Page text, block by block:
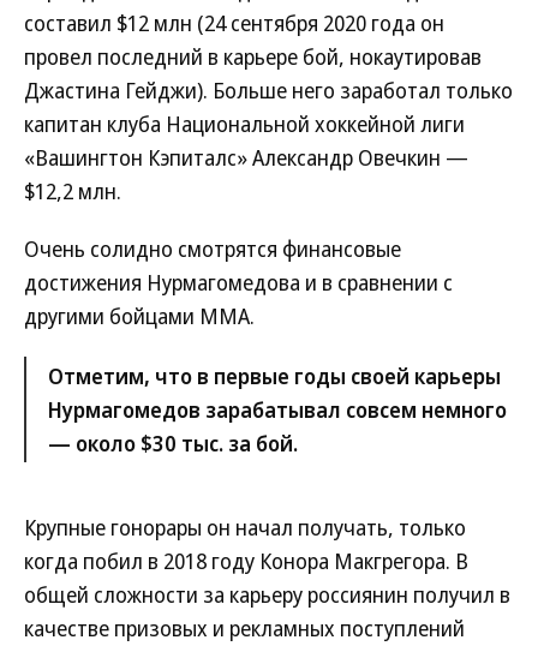
составил $12 млн (24 сентября 2020 года он
провел последний в карьере бой, нокаутировав
Джастина Гейджи). Больше него заработал только
капитан клуба Национальной хоккейной лиги
«Вашингтон Кэпиталс» Александр Овечкин —
$12,2 млн.
Очень солидно смотрятся финансовые
достижения Нурмагомедова и в сравнении с
другими бойцами MMA.
Отметим, что в первые годы своей карьеры
Нурмагомедов зарабатывал совсем немного
— около $30 тыс. за бой.
Крупные гонорары он начал получать, только
когда побил в 2018 году Конора Макгрегора. В
общей сложности за карьеру россиянин получил в
качестве призовых и рекламных поступлений